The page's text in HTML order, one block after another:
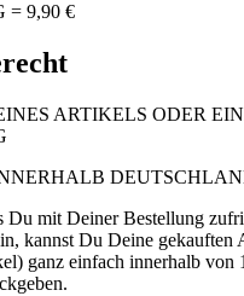
= 9,90 €
ARTIKELS ODER
Du mit Deiner Bestellung
kannst Du Deine
ganz einfach innerhalb von